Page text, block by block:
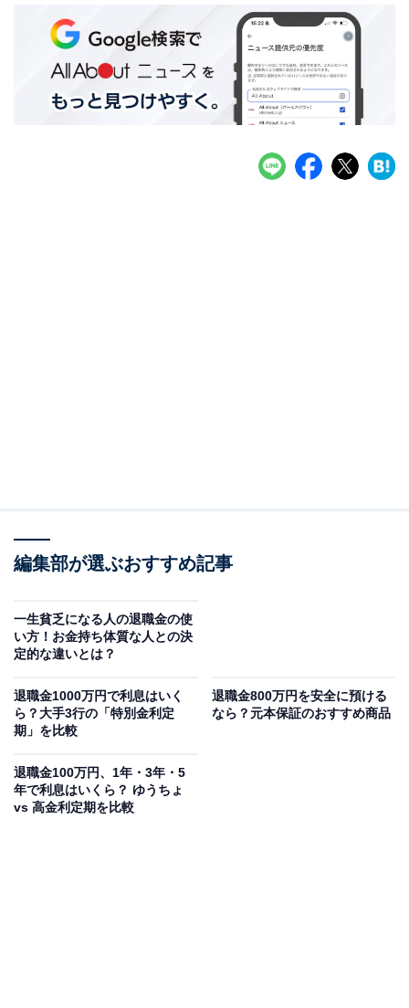
編集部が選ぶおすすめ記事
一生貧乏になる人の退職金の使
い方！お金持ち体質な人との決
定的な違いとは？
退職金1000万円で利息はいく
ら？大手3行の「特別金利定
期」を比較
退職金800万円を安全に預ける
なら？元本保証のおすすめ商品
退職金100万円、1年・3年・5
年で利息はいくら？ ゆうちょ
vs 高金利定期を比較